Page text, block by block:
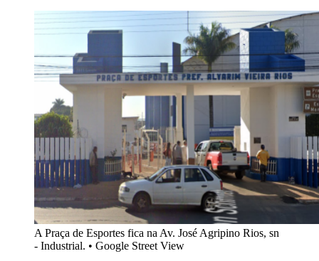
A Praça de Esportes fica na Av. José Agripino Rios, sn
- Industrial. • Google Street View